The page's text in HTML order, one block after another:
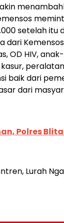
setelah itu
dari
OD HIV,
baik dari
dari
Polres
Lurah